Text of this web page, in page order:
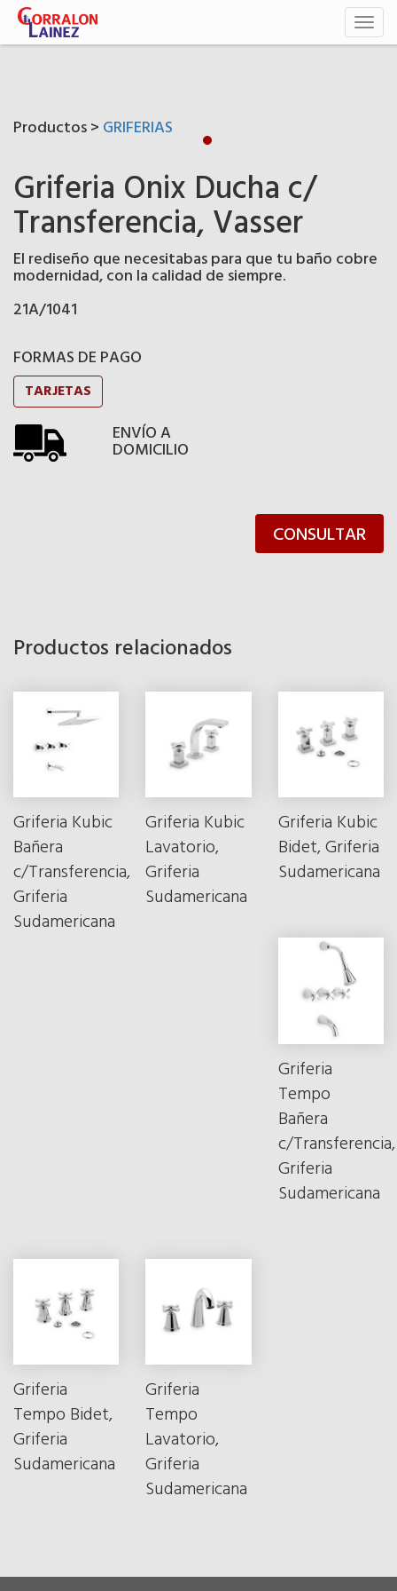
Productos > GRIFERIAS
Griferia Onix Ducha c/
Transferencia, Vasser
El rediseño que necesitabas para que tu baño cobre
modernidad, con la calidad de siempre.
21A/1041
FORMAS DE PAGO
TARJETAS
ENVÍO A
DOMICILIO
CONSULTAR
Productos relacionados
Griferia Kubic
Bañera
c/Transferencia,
Griferia
Sudamericana
Griferia Kubic
Lavatorio,
Griferia
Sudamericana
Griferia Kubic
Bidet, Griferia
Sudamericana
Griferia
Tempo
Bañera
c/Transferencia,
Griferia
Sudamericana
Griferia
Tempo Bidet,
Griferia
Sudamericana
Griferia
Tempo
Lavatorio,
Griferia
Sudamericana